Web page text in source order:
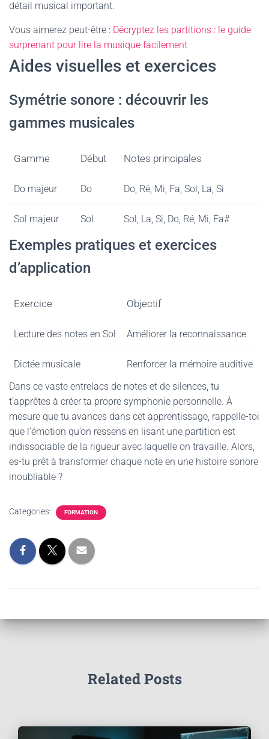
détail musical important.
Vous aimerez peut-être : Décryptez les partitions : le guide
surprenant pour lire la musique facilement
Aides visuelles et exercices
Symétrie sonore : découvrir les
gammes musicales
Gamme Début Notes principales
Do majeur Do Do, Ré, Mi, Fa, Sol, La, Si
Sol majeur Sol Sol, La, Si, Do, Ré, Mi, Fa#
Exemples pratiques et exercices
d’application
Exercice Objectif
Lecture des notes en Sol Améliorer la reconnaissance
Dictée musicale
Renforcer la mémoire auditive
Dans ce vaste entrelacs de notes et de silences, tu
t’apprêtes à créer ta propre symphonie personnelle. À
mesure que tu avances dans cet apprentissage, rappelle-toi
que l’émotion qu’on ressens en lisant une partition est
indissociable de la rigueur avec laquelle on travaille. Alors,
es-tu prêt à transformer chaque note en une histoire sonore
inoubliable ?
Categories: FORMATION
Related Posts